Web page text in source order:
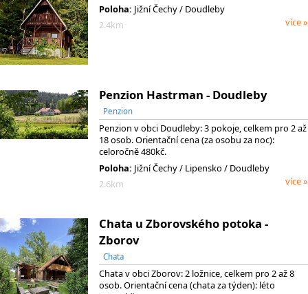
Poloha: Jižní Čechy / Doudleby
2.4km
více »
Penzion Hastrman - Doudleby
Penzion
Penzion v obci Doudleby: 3 pokoje, celkem pro 2 až
18 osob. Orientační cena (za osobu za noc):
celoročně 480kč.
Poloha: Jižní Čechy/ Lipensko / Doudleby
2.6km
více »
Chata u Zborovského potoka -
Zborov
Chata
Chata v obci Zborov: 2 ložnice, celkem pro 2 až 8
osob. Orientační cena (chata za týden): léto